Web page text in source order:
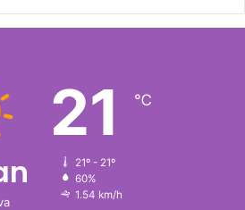
21 ℃
21º - 21º
60%
1.54 km/h